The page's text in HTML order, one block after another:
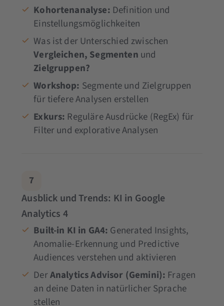
Kohortenanalyse: Definition und
Einstellungsmöglichkeiten
Was ist der Unterschied zwischen
Vergleichen, Segmenten und
Zielgruppen?
Workshop: Segmente und Zielgruppen
für tiefere Analysen erstellen
Exkurs: Reguläre Ausdrücke (RegEx) für
Filter und explorative Analysen
7
Ausblick und Trends: KI in Google
Analytics 4
Built-in KI in GA4: Generated Insights,
Anomalie-Erkennung und Predictive
Audiences verstehen und aktivieren
DerAnalytics Advisor (Gemini): Fragen
an deine Daten in natürlicher Sprache
stellen